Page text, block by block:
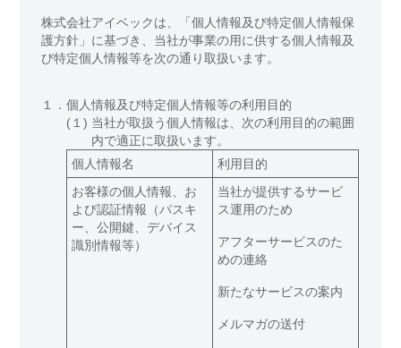
株式会社アイベックは、「個人情報及び特定個人情報保
護方針」に基づき、当社が事業の用に供する個人情報及
び特定個人情報等を次の通り取扱います。
１．個人情報及び特定個人情報等の利用目的
(１) 当社が取扱う個人情報は、次の利用目的の範囲
内で適正に取扱います。
個人情報名
利用目的
お客様の個人情報、お
よび認証情報（パスキ
ー、公開鍵、デバイス
識別情報等）
当社が提供するサービ
ス運用のため
アフターサービスのた
めの連絡
新たなサービスの案内
メルマガの送付